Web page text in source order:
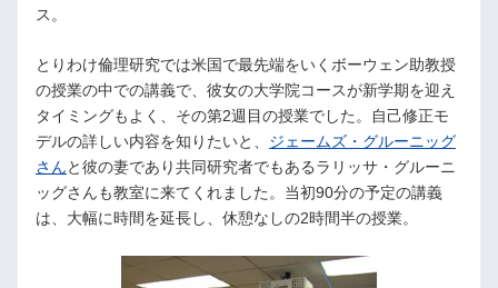
ス。
とりわけ倫理研究では米国で最先端をいくボーウェン助教授
の授業の中での講義で、彼女の大学院コースが新学期を迎え
タイミングもよく、その第2週目の授業でした。自己修正モ
デルの詳しい内容を知りたいと、 ジェームズ・グルーニッグ
さんと彼の妻であり共同研究者でもあるラリッサ・グルーニ
ッグさんも教室に来てくれました。当初90分の予定の講義
は、大幅に時間を延長し、休憩なしの2時間半の授業。